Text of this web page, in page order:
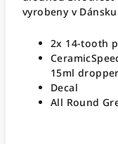
vyrobeny v
2x 14-tooth
15ml
Decal
All Round